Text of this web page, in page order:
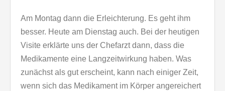
Am Montag dann die Erleichterung. Es geht ihm
besser. Heute am Dienstag auch. Bei der heutigen
Visite erklärte uns der Chefarzt dann, dass die
Medikamente eine Langzeitwirkung haben. Was
zunächst als gut erscheint, kann nach einiger Zeit,
wenn sich das Medikament im Körper angereichert